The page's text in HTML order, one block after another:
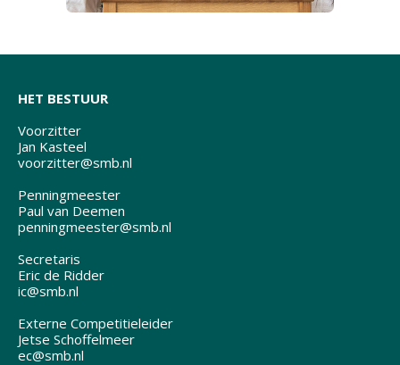
HET BESTUUR
Voorzitter
Jan Kasteel
voorzitter@smb.nl
Penningmeester
Paul van Deemen
penningmeester@smb.nl
Secretaris
Eric de Ridder
ic@smb.nl
Externe Competitieleider
Jetse Schoffelmeer
ec@smb.nl